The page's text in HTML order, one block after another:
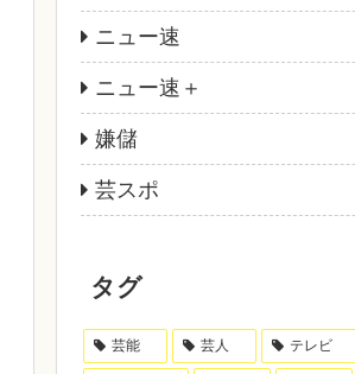
ニュー速
ニュー速＋
嫌儲
芸スポ
タグ
芸能 芸人 テレビ